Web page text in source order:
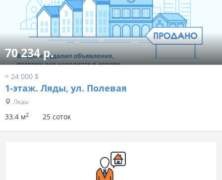
70 234 р.
≈ 24 000 $
1-этаж. Ляды, ул. Полевая
Ляды
33.4 м2 25 соток